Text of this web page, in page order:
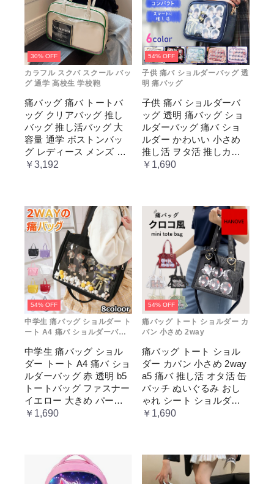
30% OFF
カラフル スクバ スクール バッ
グ 通学 高校生 学校鞄
痛バッグ 痛バ トートバ
ッグ クリアバッグ 推し
バッグ 推し活バッグ 大
容量 通学 ボストンバッ
グ レディース メンズ 男
女兼用 学生 スクール 透
￥3,192
54% OFF
子供 痛バ ショルダーバッグ 透
明 痛バッグ
子供 痛バ ショルダーバ
ッグ 透明 痛バッグ ショ
ルダーバッグ 痛バ ショ
ルダー かわいい 小さめ
推し活 ヲタ活 推しカラ
ー 推し色 肩掛け レディ
￥1,690
54% OFF
中学生 痛バッグ ショルダー ト
ート A4 痛バ ショルダーバッ
中学生 痛バッグ ショル
ダー トート A4 痛バ ショ
ルダーバッグ 赤 透明 b5
トートバッグ ファスナー
イエロー 大きめ パープ
ル 水色 いたばっく 痛バ
推し色 肩掛け レディー
￥1,690
54% OFF
痛バッグ トート ショルダー カ
バン 小さめ 2way
痛バッグ トート ショル
ダー カバン 小さめ 2way
a5 痛バ 推し活 オタ活 缶
バッチ ぬいぐるみ おし
ゃれ シート ショルダー
バッグ 透明 ポケット ク
￥1,690